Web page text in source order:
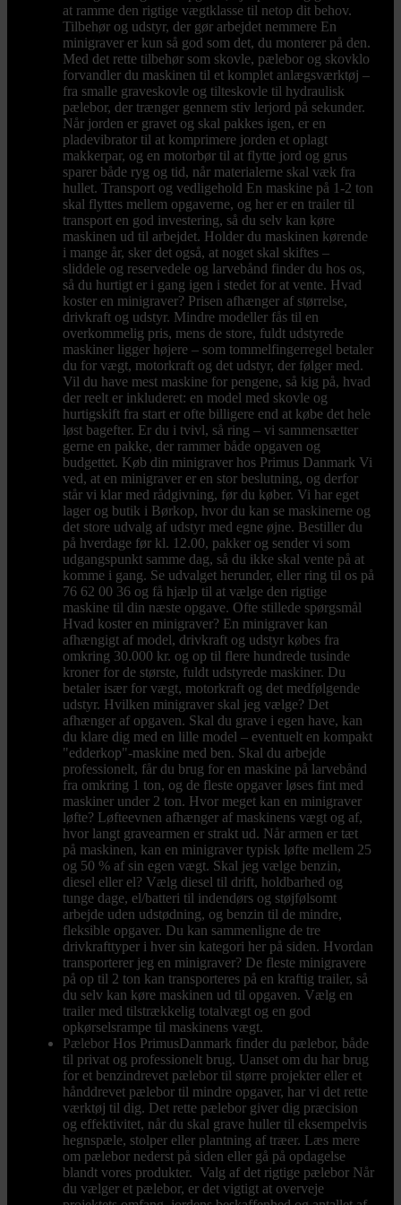
at ramme den rigtige vægtklasse til netop dit behov.
Tilbehør og udstyr, der gør arbejdet nemmere En
minigraver er kun så god som det, du monterer på den.
Med det rette tilbehør som skovle, pælebor og skovklo
forvandler du maskinen til et komplet anlægsværktøj –
fra smalle graveskovle og tilteskovle til hydraulisk
pælebor, der trænger gennem stiv lerjord på sekunder.
Når jorden er gravet og skal pakkes igen, er en
pladevibrator til at komprimere jorden et oplagt
makkerpar, og en motorbør til at flytte jord og grus
sparer både ryg og tid, når materialerne skal væk fra
hullet. Transport og vedligehold En maskine på 1-2 ton
skal flyttes mellem opgaverne, og her er en trailer til
transport en god investering, så du selv kan køre
maskinen ud til arbejdet. Holder du maskinen kørende
i mange år, sker det også, at noget skal skiftes –
sliddele og reservedele og larvebånd finder du hos os,
så du hurtigt er i gang igen i stedet for at vente. Hvad
koster en minigraver? Prisen afhænger af størrelse,
drivkraft og udstyr. Mindre modeller fås til en
overkommelig pris, mens de store, fuldt udstyrede
maskiner ligger højere – som tommelfingerregel betaler
du for vægt, motorkraft og det udstyr, der følger med.
Vil du have mest maskine for pengene, så kig på, hvad
der reelt er inkluderet: en model med skovle og
hurtigskift fra start er ofte billigere end at købe det hele
løst bagefter. Er du i tvivl, så ring – vi sammensætter
gerne en pakke, der rammer både opgaven og
budgettet. Køb din minigraver hos Primus Danmark Vi
ved, at en minigraver er en stor beslutning, og derfor
står vi klar med rådgivning, før du køber. Vi har eget
lager og butik i Børkop, hvor du kan se maskinerne og
det store udvalg af udstyr med egne øjne. Bestiller du
på hverdage før kl. 12.00, pakker og sender vi som
udgangspunkt samme dag, så du ikke skal vente på at
komme i gang. Se udvalget herunder, eller ring til os på
76 62 00 36 og få hjælp til at vælge den rigtige
maskine til din næste opgave. Ofte stillede spørgsmål
Hvad koster en minigraver? En minigraver kan
afhængigt af model, drivkraft og udstyr købes fra
omkring 30.000 kr. og op til flere hundrede tusinde
kroner for de største, fuldt udstyrede maskiner. Du
betaler især for vægt, motorkraft og det medfølgende
udstyr. Hvilken minigraver skal jeg vælge? Det
afhænger af opgaven. Skal du grave i egen have, kan
du klare dig med en lille model – eventuelt en kompakt
"edderkop"-maskine med ben. Skal du arbejde
professionelt, får du brug for en maskine på larvebånd
fra omkring 1 ton, og de fleste opgaver løses fint med
maskiner under 2 ton. Hvor meget kan en minigraver
løfte? Løfteevnen afhænger af maskinens vægt og af,
hvor langt gravearmen er strakt ud. Når armen er tæt
på maskinen, kan en minigraver typisk løfte mellem 25
og 50 % af sin egen vægt. Skal jeg vælge benzin,
diesel eller el? Vælg diesel til drift, holdbarhed og
tunge dage, el/batteri til indendørs og støjfølsomt
arbejde uden udstødning, og benzin til de mindre,
fleksible opgaver. Du kan sammenligne de tre
drivkrafttyper i hver sin kategori her på siden. Hvordan
transporterer jeg en minigraver? De fleste minigravere
på op til 2 ton kan transporteres på en kraftig trailer, så
du selv kan køre maskinen ud til opgaven. Vælg en
trailer med tilstrækkelig totalvægt og en god
opkørselsrampe til maskinens vægt.
Pælebor Hos PrimusDanmark finder du pælebor, både
til privat og professionelt brug. Uanset om du har brug
for et benzindrevet pælebor til større projekter eller et
hånddrevet pælebor til mindre opgaver, har vi det rette
værktøj til dig. Det rette pælebor giver dig præcision
og effektivitet, når du skal grave huller til eksempelvis
hegnspæle, stolper eller plantning af træer. Læs mere
om pælebor nederst på siden eller gå på opdagelse
blandt vores produkter. Valg af det rigtige pælebor Når
du vælger et pælebor, er det vigtigt at overveje